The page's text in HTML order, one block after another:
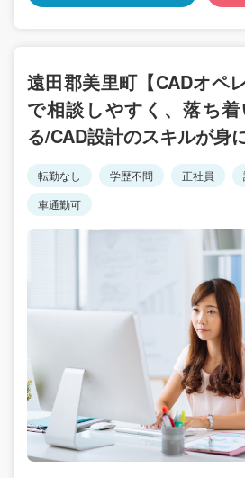
遠田郡美里町【CADオペ
で相談しやすく、落ち
る/CAD設計のスキルが身
転勤なし 学歴不問 正社員
車通勤可